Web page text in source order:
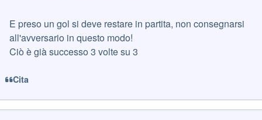
E preso un gol si deve restare in partita, non consegnarsi
all'avversario in questo modo!
Ciò è già successo 3 volte su 3
Cita